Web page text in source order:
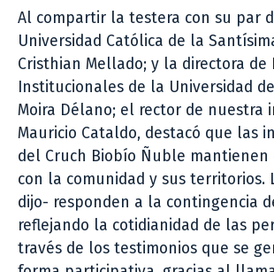
Al compartir la testera con su par
Universidad Católica de la
Cristhian Mellado; y la directora de
Institucionales de la Universidad
Moira Délano; el rector de nuestra
Mauricio Cataldo, destacó que las
del Cruch Biobío Ñuble mantienen
con la comunidad y sus territorios.
dijo- responden a la contingencia
reflejando la cotidianidad de las
través de los testimonios que se